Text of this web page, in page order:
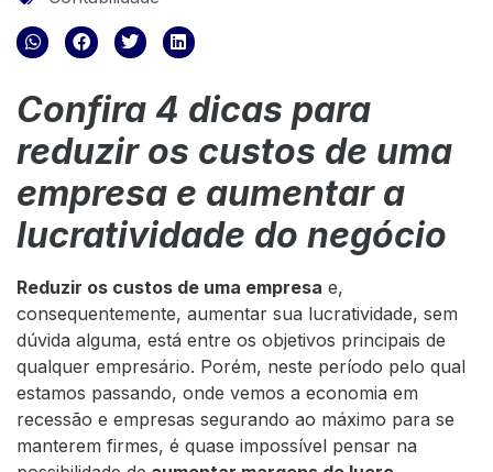
Confira 4 dicas para
reduzir os custos de uma
empresa e aumentar a
lucratividade do negócio
Reduzir os custos de uma empresa e,
consequentemente, aumentar sua lucratividade, sem
dúvida alguma, está entre os objetivos principais de
qualquer empresário. Porém, neste período pelo qual
estamos passando, onde vemos a economia em
recessão e empresas segurando ao máximo para se
manterem firmes, é quase impossível pensar na